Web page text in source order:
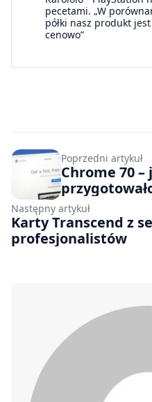
pecetami. „W
półki nasz produkt
cenowo”
Poprzedni artykuł
Chrome 70
Następny artykuł
Karty Transcend z
profesjonalistów